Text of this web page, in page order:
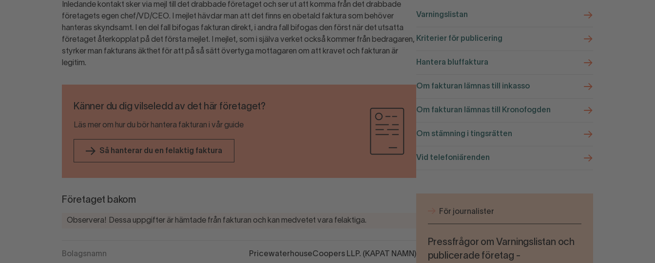
Inledande kontakt sker via mejl till det drabbade företaget och ser ut att komma från det drabbade
företagets egen chef/VD/CEO. I mejlet hävdar man att det finns en obetald faktura som behöver
hanteras skyndsamt. I en del fall bifogas fakturan direkt, i andra fall bifogas den först när det utsatta
företaget återkopplat på det första mejlet. I mejlet, som i själva verket också kommer från bedragaren,
styrker man fakturans äkthet för att på så sätt övertyga mottagaren om att kravet och fakturan är
legitim.
Känner du dig vilseledd av det här företaget?
Läs mer om hur du bör hantera fakturan i vår guide
Så hanterar du en felaktig faktura
Företaget bakom
Observera! Dessa uppgifter är hämtade från fakturan och kan medvetet vara felaktiga.
Bolagsnamn PricewaterhouseCoopers LLP. (KAPAT NAMN)
Varningslistan
Kriterier för publicering
Hantera bluffaktura
Om fakturan lämnas till inkasso
Om fakturan lämnas till Kronofogden
Om stämning i tingsrätten
Vid telefoniärenden
För journalister
Pressfrågor om Varningslistan och
publicerade företag -